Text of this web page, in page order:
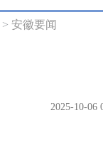
> 安徽要闻
2025-10-06